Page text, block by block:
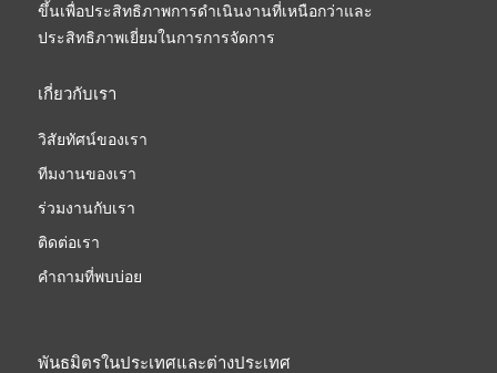
ขึ้นเพื่อประสิทธิภาพการดำเนินงานที่เหนือกว่าและ
ประสิทธิภาพเยี่ยมในการการจัดการ
เกี่ยวกับเรา
วิสัยทัศน์ของเรา
ทีมงานของเรา
ร่วมงานกับเรา
ติดต่อเรา
คำถามที่พบบ่อย
พันธมิตรในประเทศและต่างประเทศ